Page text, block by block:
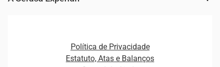
Plataformas e Motores de decisão
Ver todo o conteúdo
Distribuidores e representantes
Política de Privacidade
Estatuto, Atas e Balanços